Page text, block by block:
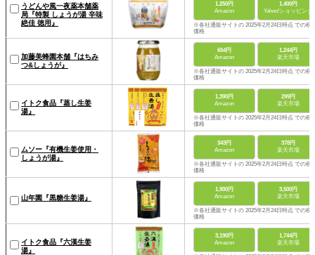
うどんや風一夜薬本舗薬
局『特製 しょうが湯 辛味
絶佳 徳用』
1,250円
Amazon
1,400円
Yahoo!ショッピング
※各社通販サイトの 2025年2月24日時点 での税
価格
加藤美蜂園本舗『はちみ
つ&しょうが』
654円
Amazon
1,244円
楽天市場
※各社通販サイトの 2025年2月24日時点 での税
価格
イトク食品『蒸し生姜
湯』
1,390円
Amazon
299円
楽天市場
※各社通販サイトの 2025年2月24日時点 での税
価格
ムソー『有機生姜使用・
しょうが湯』
343円
Amazon
378円
楽天市場
※各社通販サイトの 2025年2月24日時点 での税
価格
山年園『黒糖生姜湯』
1,900円
Amazon
3,500円
楽天市場
※各社通販サイトの 2025年2月24日時点 での税
価格
イトク食品『六漢生姜
湯』
3,190円
Amazon
1,744円
楽天市場